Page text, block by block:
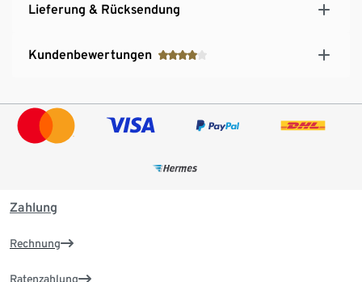
Lieferung & Rücksendung
Kundenbewertungen
Zahlung
Rechnung
Ratenzahlung